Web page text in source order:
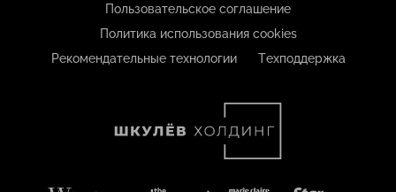
Пользовательское соглашение
Политика использования cookies
Рекомендательные технологии
Техподдержка